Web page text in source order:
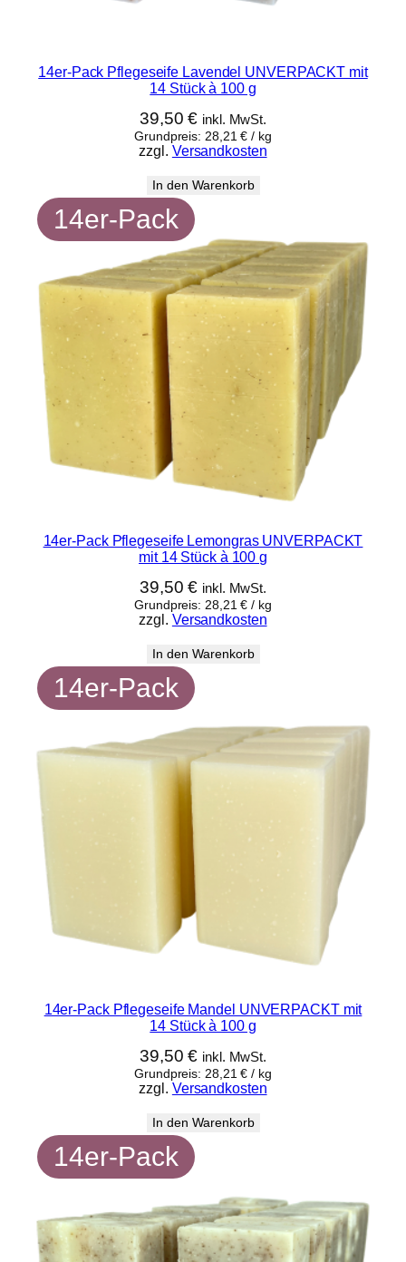
14er-Pack Pflegeseife Lavendel UNVERPACKT mit
14 Stück à 100 g
39,50€ inkl. MwSt.
Grundpreis: 28,21€ / kg
zzgl. Versandkosten
In den Warenkorb
14er-Pack
14er-Pack Pflegeseife Lemongras UNVERPACKT
mit 14 Stück à 100 g
39,50€ inkl. MwSt.
Grundpreis: 28,21€ / kg
zzgl. Versandkosten
In den Warenkorb
14er-Pack
14er-Pack Pflegeseife Mandel UNVERPACKT mit
14 Stück à 100 g
39,50€ inkl. MwSt.
Grundpreis: 28,21€ / kg
zzgl. Versandkosten
In den Warenkorb
14er-Pack